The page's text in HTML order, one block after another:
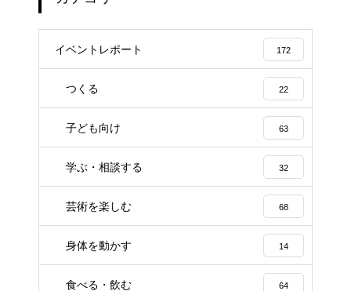
イベントレポート 172
つくる 22
子ども向け 63
学ぶ・相談する 32
芸術を楽しむ 68
身体を動かす 14
食べる・飲む 64